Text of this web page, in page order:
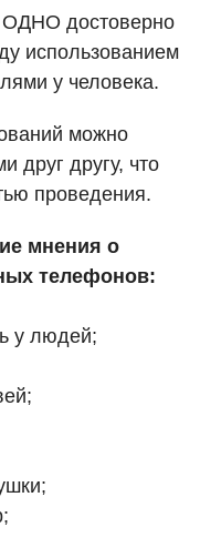
ОДНО достоверно
использованием
у человека.
можно
друг другу, что
проведения.
мнения о
телефонов:
у людей;